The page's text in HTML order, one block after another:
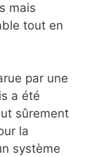
mais
tout en
par une
a été
sûrement
la
système